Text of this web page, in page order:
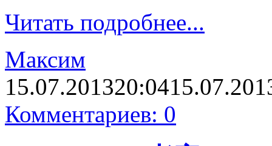
Читать подробнее...
Максим
15.07.201320:04
Комментариев: 0